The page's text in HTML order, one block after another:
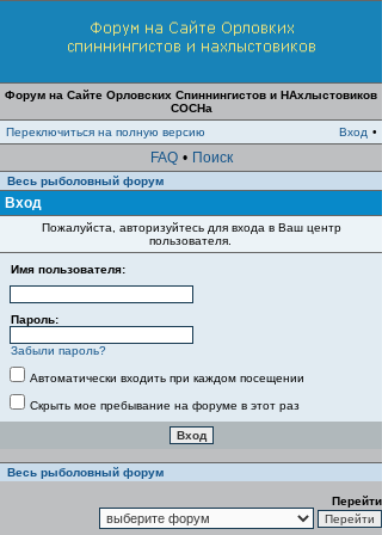
Форум на Сайте Орловских Спиннингистов и НАхлыстовиков
СОСНа
Переключиться на полную версию
Вход •
FAQ • Поиск
Весь рыболовный форум
Вход
Пожалуйста, авторизуйтесь для входа в Ваш центр
пользователя.
Имя пользователя:
Пароль:
Забыли пароль?
Автоматически входить при каждом посещении
Скрыть мое пребывание на форуме в этот раз
Весь рыболовный форум
Перейти